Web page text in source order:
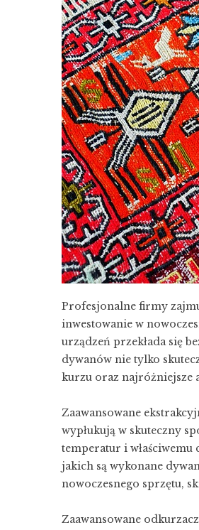
Profesjonalne firmy
inwestowanie w
urządzeń przekłada się
dywanów nie tylko
kurzu oraz najróżniejsze
Zaawansowane
wypłukują w skuteczny
temperatur i
jakich są wykonane
nowoczesnego sprzętu,
Zaawansowane